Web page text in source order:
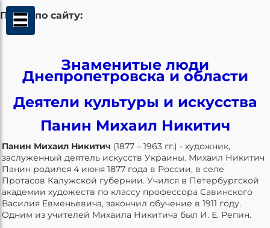
Поиск по сайту:
Знаменитые люди
Днепропетровска и области
Деятели культуры и искусства
Панин Михаил Никитич
Панин Михаил Никитич (1877 – 1963 гг.) - художник,
заслуженный деятель искусств Украины. Михаил Никитич
Панин родился 4 июня 1877 года в России, в селе
Протасов Калужской губернии. Учился в Петербургской
академии художеств по классу профессора Савинского
Василия Евменьевича, закончил обучение в 1911 году.
Одним из учителей Михаила Никитича был И. Е. Репин.